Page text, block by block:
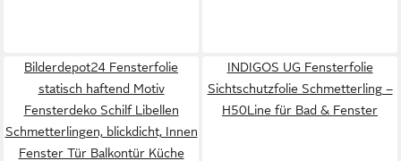
Bilderdepot24 Fensterfolie
statisch haftend Motiv
Fensterdeko Schilf Libellen
Schmetterlingen, blickdicht, Innen
Fenster Tür Balkontür Küche
INDIGOS UG Fensterfolie
Sichtschutzfolie Schmetterling –
H50Line für Bad & Fenster